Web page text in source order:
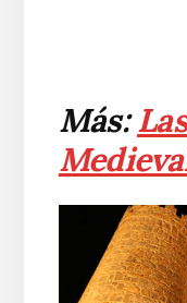
Más: